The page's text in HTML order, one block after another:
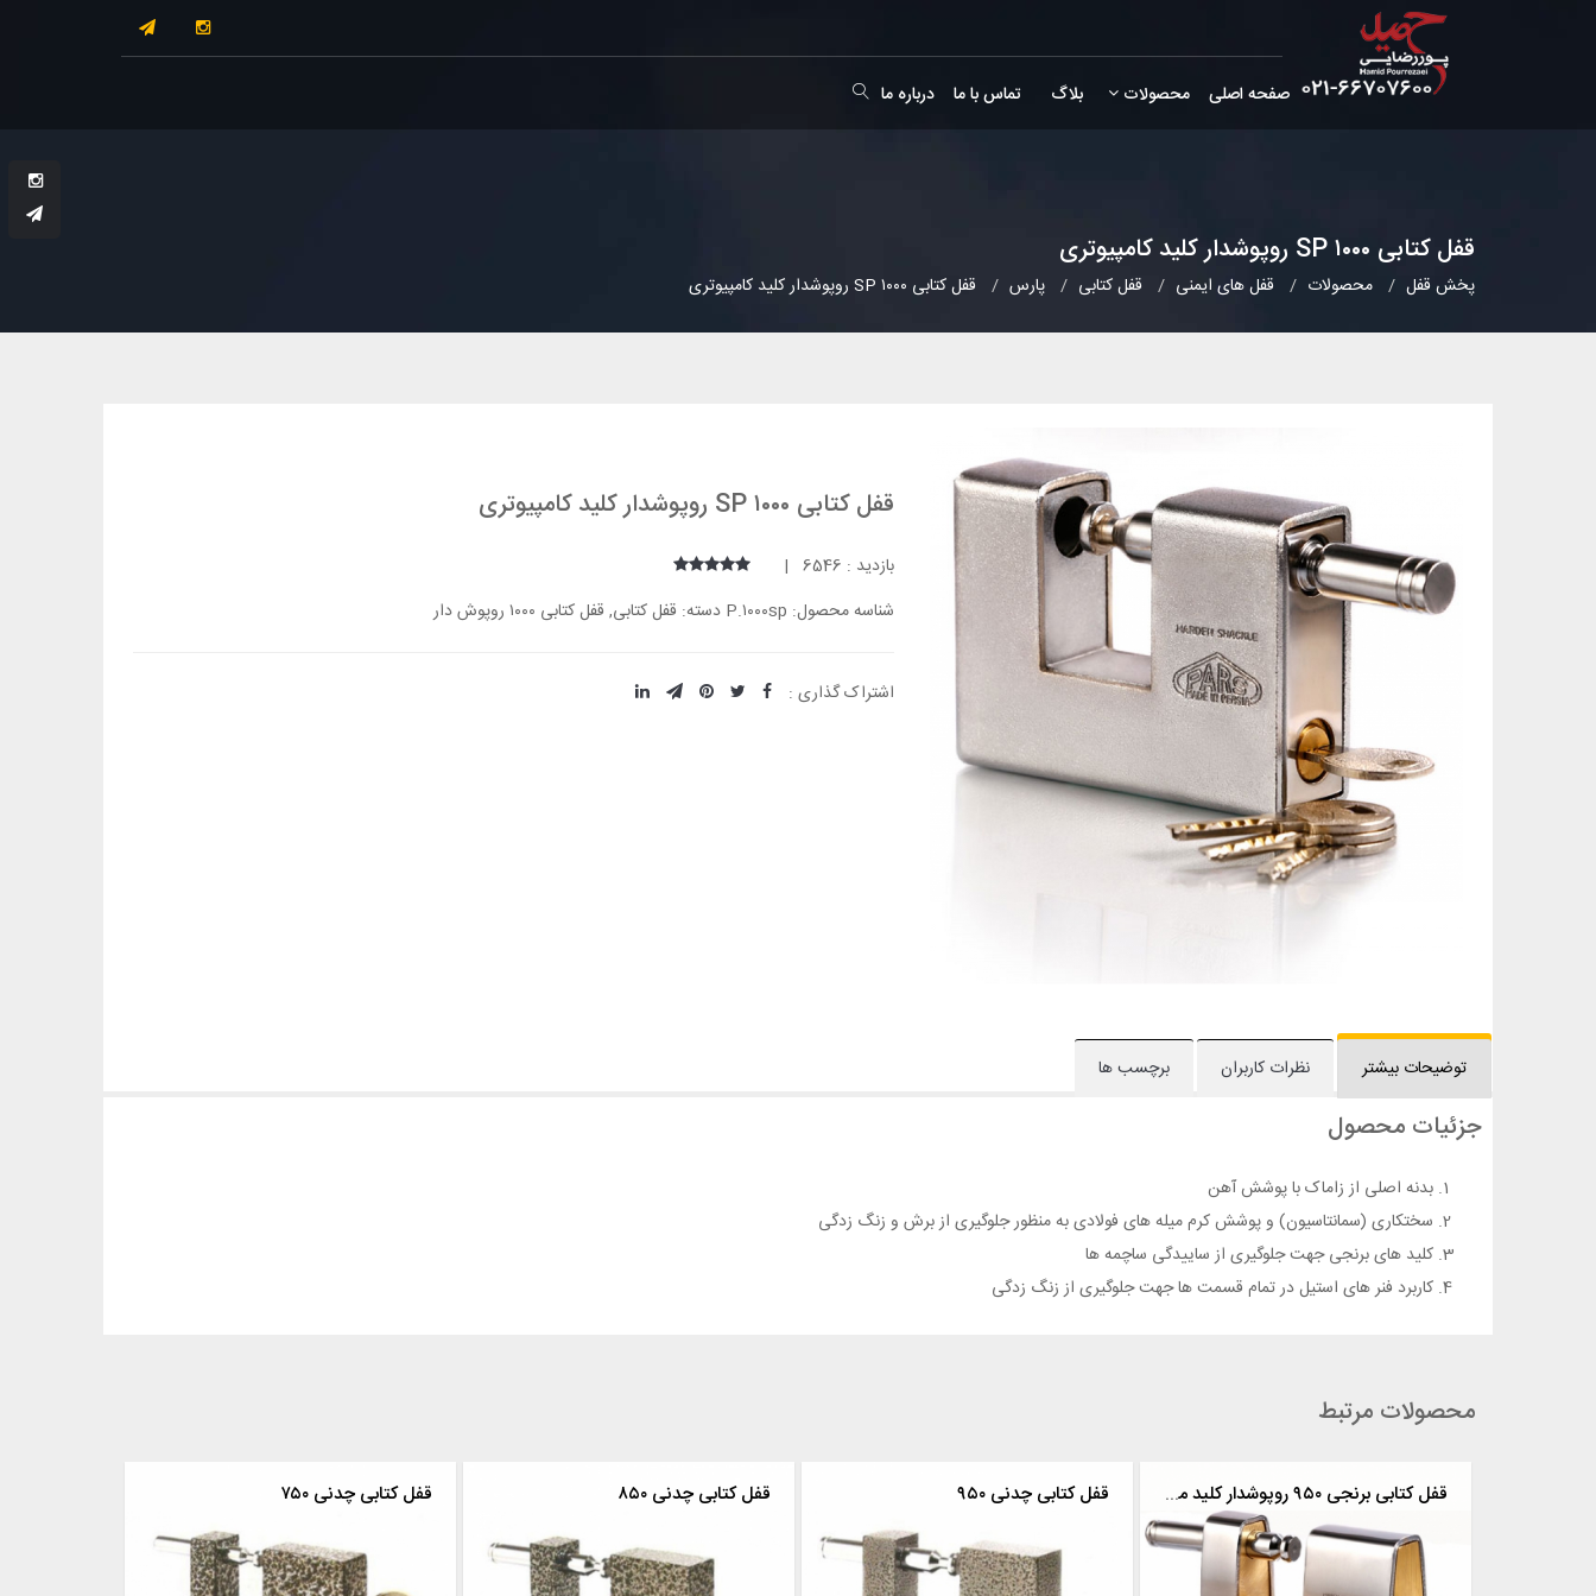
صفحه اصلی محصولات بلاگ تماس با ما درباره ما
قفل کتابی ۱۰۰۰ SP روپوشدار کلید کامپیوتری
پخش قفل محصولات قفل های ایمنی قفل کتابی پارس قفل کتابی ۱۰۰۰ SP روپوشدار کلید کامپیوتری
قفل کتابی ۱۰۰۰ SP روپوشدار کلید کامپیوتری
بازدید : 6546 |
شناسه محصول: P.۱۰۰۰sp دسته: قفل کتابی, قفل کتابی ۱۰۰۰ روپوش دار
اشتراک گذاری :
توضیحات بیشتر نظرات کاربران برچسب ها
جزئیات محصول
بدنه اصلی از زاماک با پوشش آهن
سختکاری (سمانتاسیون) و پوشش کرم میله های فولادی به منظور جلوگیری از برش و زنگ زدگی
کلید های برنجی جهت جلوگیری از ساییدگی ساچمه ها
کاربرد فنر های استیل در تمام قسمت ها جهت جلوگیری از زنگ زدگی
محصولات مرتبط
قفل کتابی چدنی ۷۵۰ قفل کتابی چدنی ۸۵۰ قفل کتابی چدنی ۹۵۰ قفل کتابی برنجی ۹۵۰ روپوشدار کلید معمولی